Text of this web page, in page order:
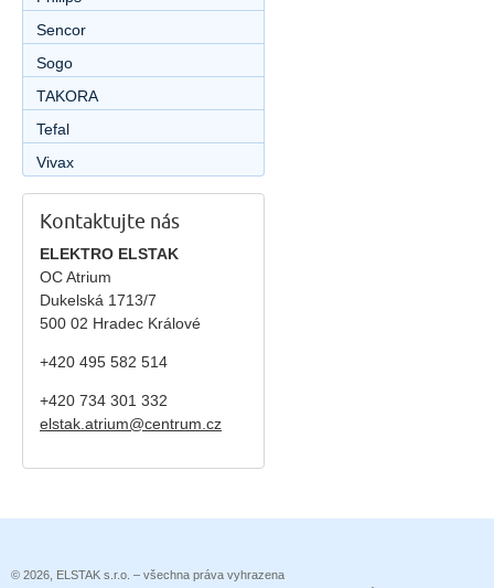
Sencor
Sogo
TAKORA
Tefal
Vivax
Kontaktujte nás
ELEKTRO ELSTAK
OC Atrium
Dukelská 1713/7
500 02 Hradec Králové
+420 495 582 514
+420 734 301 332
elstak.atrium@centrum.cz
© 2026, ELSTAK s.r.o. – všechna práva vyhrazena